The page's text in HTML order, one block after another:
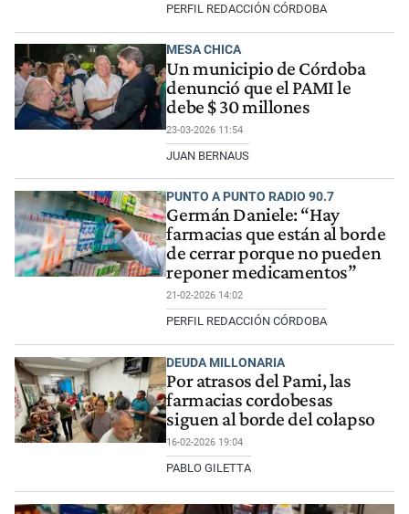
PERFIL REDACCIÓN CÓRDOBA
MESA CHICA
Un municipio de Córdoba
denunció que el PAMI le
debe $ 30 millones
23-03-2026 11:54
JUAN BERNAUS
PUNTO A PUNTO RADIO 90.7
Germán Daniele: “Hay
farmacias que están al borde
de cerrar porque no pueden
reponer medicamentos”
21-02-2026 14:02
PERFIL REDACCIÓN CÓRDOBA
DEUDA MILLONARIA
Por atrasos del Pami, las
farmacias cordobesas
siguen al borde del colapso
16-02-2026 19:04
PABLO GILETTA